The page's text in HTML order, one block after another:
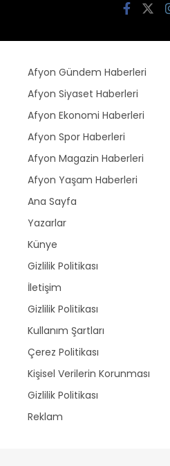
Afyon Gündem Haberleri
Afyon Siyaset Haberleri
Afyon Ekonomi Haberleri
Afyon Spor Haberleri
Afyon Magazin Haberleri
Afyon Yaşam Haberleri
Ana Sayfa
Yazarlar
Künye
Gizlilik Politikası
İletişim
Gizlilik Politikası
Kullanım Şartları
Çerez Politikası
Kişisel Verilerin Korunması
Gizlilik Politikası
Reklam